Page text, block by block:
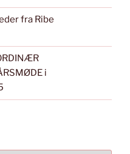
fra Ribe
i